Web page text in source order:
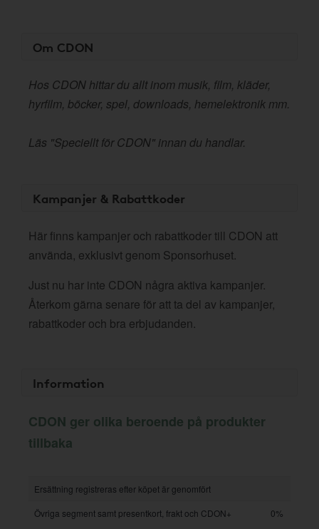
Om CDON
Hos CDON hittar du allt inom musik, film, kläder,
hyrfilm, böcker, spel, downloads, hemelektronik mm.
Läs "Speciellt för CDON" innan du handlar.
Kampanjer & Rabattkoder
Här finns kampanjer och rabattkoder till CDON att
använda, exklusivt genom Sponsorhuset.
Just nu har inte CDON några aktiva kampanjer.
Återkom gärna senare för att ta del av kampanjer,
rabattkoder och bra erbjudanden.
Information
CDON ger olika beroende på produkter
tillbaka
Ersättning registreras efter köpet är genomfört
Övriga segment samt presentkort, frakt och CDON+
0%